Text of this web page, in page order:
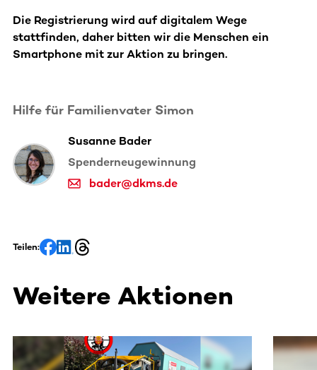
Die Registrierung wird auf digitalem Wege
stattfinden, daher bitten wir die Menschen ein
Smartphone mit zur Aktion zu bringen.
Hilfe für Familienvater Simon
Susanne Bader
Spenderneugewinnung
bader@dkms.de
Teilen:
Weitere Aktionen
Dieser Bereich enthält horizontal scrollbare Inhalte.